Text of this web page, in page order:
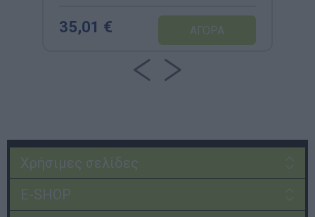
35,01 €
Χρήσιμες σελίδες
E-SHOP